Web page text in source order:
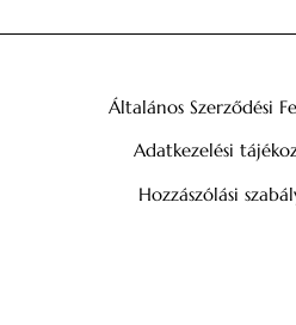
Általános Szerződési
Adatkezelési
Hozzászólási